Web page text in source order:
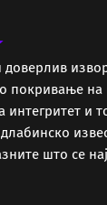
покривање на
интегритет и
што се